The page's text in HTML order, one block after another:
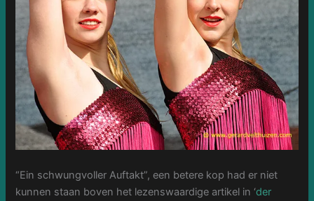
“Ein schwungvoller Auftakt”, een betere kop had er niet
kunnen staan boven het lezenswaardige artikel in ‘der